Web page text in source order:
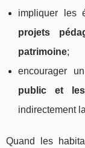
impliquer les
projets
patrimoine;
encourager un
public et
indirectement
Quand les